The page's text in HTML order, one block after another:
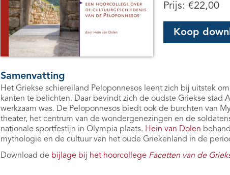
Prijs: €22,00
Koop
Samenvatting
Het Griekse schiereiland Peloponnesos leent zich bij uitstek
kanten te belichten. Daar bevindt zich de oudste Griekse stad
werkzaam was. De Peloponnesos biedt ook de burchten van
theater, het centrum van de wondergenezingen en de
nationale sportfestijn in Olympia plaats. Hein van Dolen
mythologie en de cultuur van het oude Griekenland in de
Download de bijlage bij het hoorcollege Facetten van de